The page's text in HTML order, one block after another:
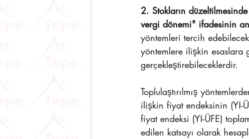
2. Stokların
vergi dönemi" ifadesinin
yöntemleri tercih
yöntemlere ilişkin esaslara
gerçekleştirebileceklerdir.
Toplulaştırılmış
ilişkin fiyat endeksinin (Yİ-
fiyat endeksi (Yİ-ÜFE)
edilen katsayı olarak